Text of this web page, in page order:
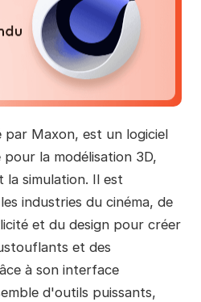
par Maxon, est un logiciel
la modélisation 3D,
la simulation. Il est
industries du cinéma, de
et du design pour créer
et des
à son interface
d'outils puissants,